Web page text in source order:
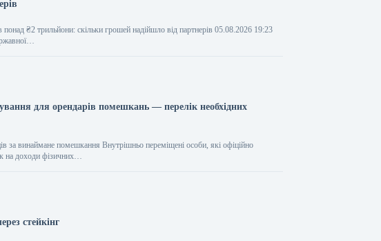
₴2 трильйони: скільки грошей надійшло від партнерів 05.08.2026 19:23
для орендарів помешкань — перелік необхідних
за винаймане помешкання Внутрішньо переміщені особи, які офіційно
на доходи фізичних…
стейкінг